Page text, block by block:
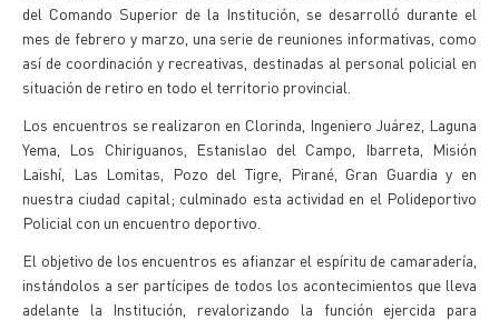
del Comando Superior de la Institución, se desarrolló durante el
mes de febrero y marzo, una serie de reuniones informativas, como
así de coordinación y recreativas, destinadas al personal policial en
situación de retiro en todo el territorio provincial.
Los encuentros se realizaron en Clorinda, Ingeniero Juárez, Laguna
Yema, Los Chiriguanos, Estanislao del Campo, Ibarreta, Misión
Laishí, Las Lomitas, Pozo del Tigre, Pirané, Gran Guardia y en
nuestra ciudad capital; culminado esta actividad en el Polideportivo
Policial con un encuentro deportivo.
El objetivo de los encuentros es afianzar el espíritu de camaradería,
instándolos a ser partícipes de todos los acontecimientos que lleva
adelante la Institución, revalorizando la función ejercida para